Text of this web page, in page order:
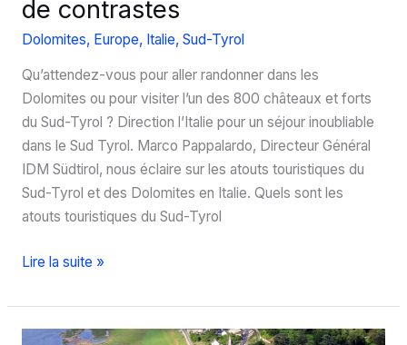
de contrastes
Dolomites, Europe, Italie, Sud-Tyrol
Qu’attendez-vous pour aller randonner dans les
Dolomites ou pour visiter l’un des 800 châteaux et forts
du Sud-Tyrol ? Direction l’Italie pour un séjour inoubliable
dans le Sud Tyrol. Marco Pappalardo, Directeur Général
IDM Südtirol, nous éclaire sur les atouts touristiques du
Sud-Tyrol et des Dolomites en Italie. Quels sont les
atouts touristiques du Sud-Tyrol
Séjour
le
Sud-
Lire la suite »